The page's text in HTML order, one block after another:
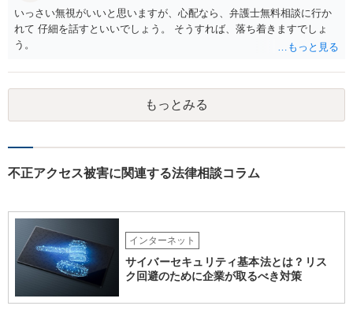
いっさい無視がいいと思いますが、心配なら、弁護士無料相談に行か
れて 仔細を話すといいでしょう。 そうすれば、落ち着きますでしょ
う。
もっとみる
不正アクセス被害に関連する法律相談コラム
インターネット
サイバーセキュリティ基本法とは？リス
ク回避のために企業が取るべき対策